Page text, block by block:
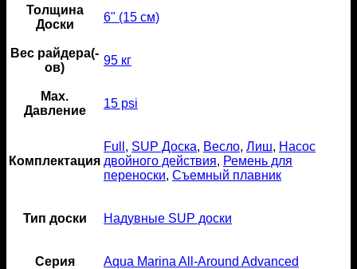
Толщина
Доски
6" (15 см)
Вес райдера(-
ов)
95 кг
Мах.
Давление
15 psi
Комплектация
Full , SUP Доска, Весло, Лиш, Насос
двойного действия, Ремень для
переноски, Съемный плавник
Тип доски Надувные SUP доски
Серия Aqua Marina All-Around Advanced